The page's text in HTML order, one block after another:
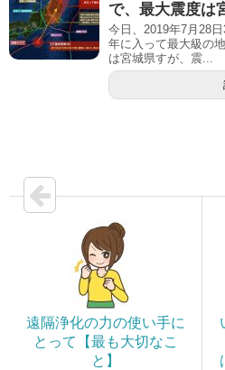
で、最大震度は
今日、2019年7月28
年に入って最大級の
は宮城県すが、震...
遠隔浄化の力の使い手に
とって【最も大切なこ
と】